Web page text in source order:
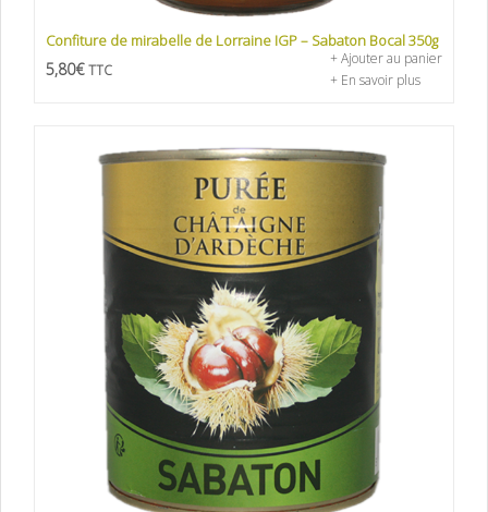
Confiture de mirabelle de Lorraine IGP – Sabaton Bocal 350g
5,80€ TTC
+ Ajouter au panier
+ En savoir plus